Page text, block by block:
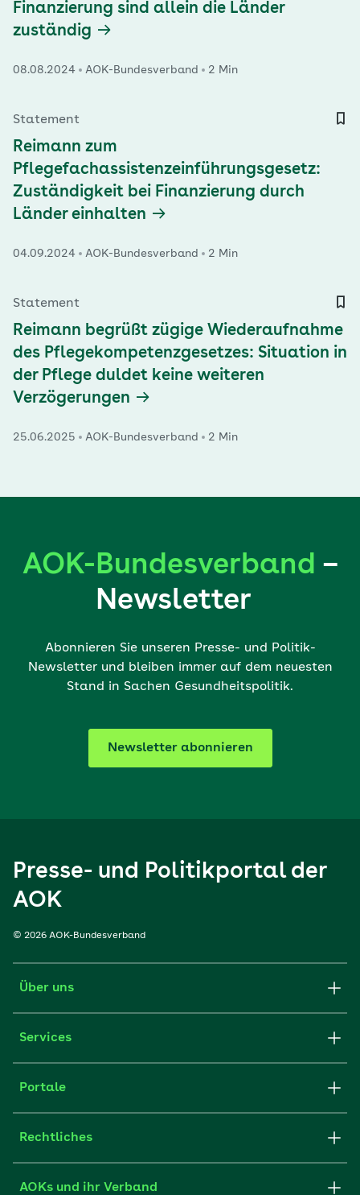
Finanzierung sind allein die Länder
zuständig
08.08.2024 AOK-Bundesverband 2 Min
Statement
Reimann zum
Pflegefachassistenzeinführungsgesetz:
Zuständigkeit bei Finanzierung durch
Länder einhalten
04.09.2024 AOK-Bundesverband 2 Min
Statement
Reimann begrüßt zügige Wiederaufnahme
des Pflegekompetenzgesetzes: Situation in
der Pflege duldet keine weiteren
Verzögerungen
25.06.2025 AOK-Bundesverband 2 Min
AOK-Bundesverband –
Newsletter
Abonnieren Sie unseren Presse- und Politik-
Newsletter und bleiben immer auf dem neuesten
Stand in Sachen Gesundheitspolitik.
Newsletter abonnieren
Presse- und Politikportal der
AOK
© 2026 AOK-Bundesverband
Über uns
Services
Portale
Rechtliches
AOKs und ihr Verband